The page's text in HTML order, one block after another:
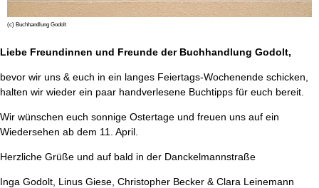
(c) Buchhandlung Godolt
Liebe Freundinnen und Freunde der Buchhandlung Godolt,
bevor wir uns & euch in ein langes Feiertags-Wochenende schicken,
halten wir wieder ein paar handverlesene Buchtipps für euch bereit.
Wir wünschen euch sonnige Ostertage und freuen uns auf ein
Wiedersehen ab dem 11. April.
Herzliche Grüße und auf bald in der Danckelmannstraße
Inga Godolt, Linus Giese, Christopher Becker & Clara Leinemann